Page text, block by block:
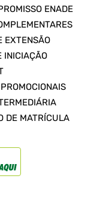
ENADE
EXTENSÃO
INICIAÇÃO
DE MATRÍCULA